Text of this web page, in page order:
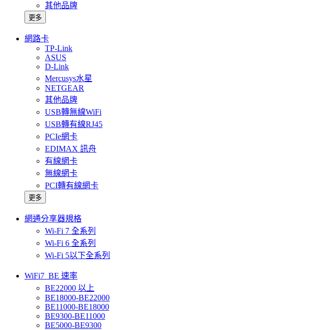
其他品牌
更多
網路卡
TP-Link
ASUS
D-Link
Mercusys水星
NETGEAR
其他品牌
USB轉無線WiFi
USB轉有線RJ45
PCIe網卡
EDIMAX 訊舟
有線網卡
無線網卡
PCI轉有線網卡
更多
網通分享器規格
Wi-Fi 7 全系列
Wi-Fi 6 全系列
Wi-Fi 5以下全系列
WiFi7_BE 速率
BE22000 以上
BE18000-BE22000
BE11000-BE18000
BE9300-BE11000
BE5000-BE9300